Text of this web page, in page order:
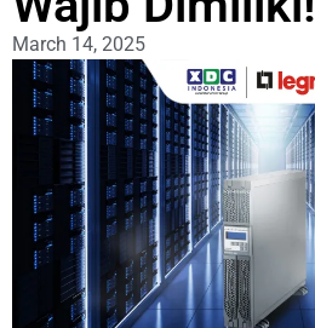
March 14, 2025